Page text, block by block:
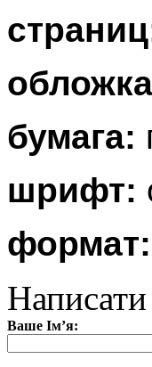
бумага:
шрифт:
формат:
Написати
Ваше Ім’я: